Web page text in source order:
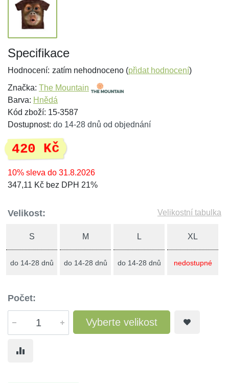
Specifikace
Hodnocení: zatím nehodnoceno (přidat hodnocení)
Značka: The Mountain
Barva: Hnědá
Kód zboží: 15-3587
Dostupnost: do 14-28 dnů od objednání
420 Kč
10% sleva do 31.8.2026
347,11 Kč bez DPH 21%
Velikost: Velikostní tabulka
S
do 14-28 dnů
M
do 14-28 dnů
L
do 14-28 dnů
XL
nedostupné
Počet:
Vyberte velikost